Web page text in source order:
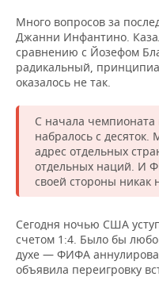
Много вопросов за
Джанни Инфантино.
сравнению с Йозефом
радикальный,
оказалось не так.
С начала чемпионата
набралось с
адрес отдельных
отдельных наций. И
своей стороны никак
Сегодня ночью США
счетом 1:4. Было бы
духе — ФИФА
объявила переигровку